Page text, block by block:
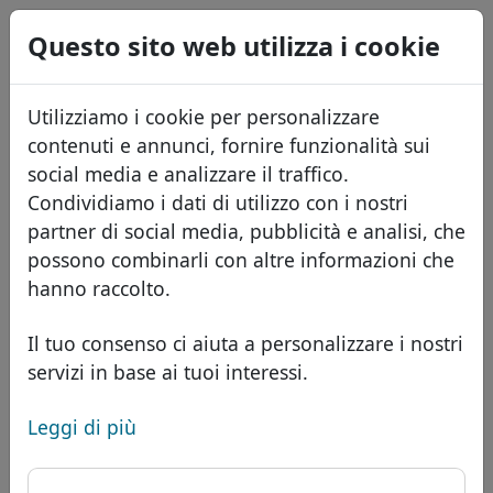
Questo sito web utilizza i cookie
Utilizziamo i cookie per personalizzare
contenuti e annunci, fornire funzionalità sui
social media e analizzare il traffico.
Condividiamo i dati di utilizzo con i nostri
partner di social media, pubblicità e analisi, che
possono combinarli con altre informazioni che
hanno raccolto.
Il tuo consenso ci aiuta a personalizzare i nostri
servizi in base ai tuoi interessi.
Leggi di più
Domini
Database dei domini
Domini africani
Domini asiatici
Domini europei
Domini del Medio Oriente
Domini nordamericani
Listino prezzi
Sconti
Trasferisci
Cerca
Servizi
ID Protect
Hosting DNS
WHOIS
USD
EUR
GBP
Español
Français
Português
Română
Eesti
Dominio .com.lb -